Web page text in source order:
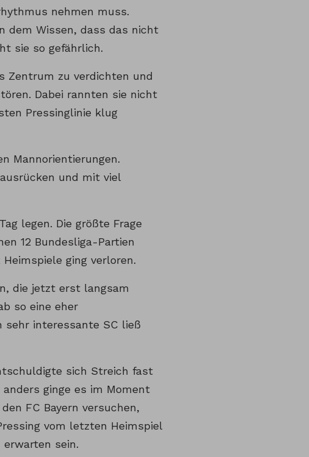
nehmen muss.
dem Wissen, dass das nicht
sie so gefährlich.
Zentrum zu verdichten und
Dabei rannten sie nicht
Pressinglinie klug
Mannorientierungen.
und mit viel
legen. Die größte Frage
12 Bundesliga-Partien
ging verloren.
die jetzt erst langsam
so eine eher
sehr interessante SC ließ
sich Streich fast
ginge es im Moment
FC Bayern versuchen,
vom letzten Heimspiel
sein.